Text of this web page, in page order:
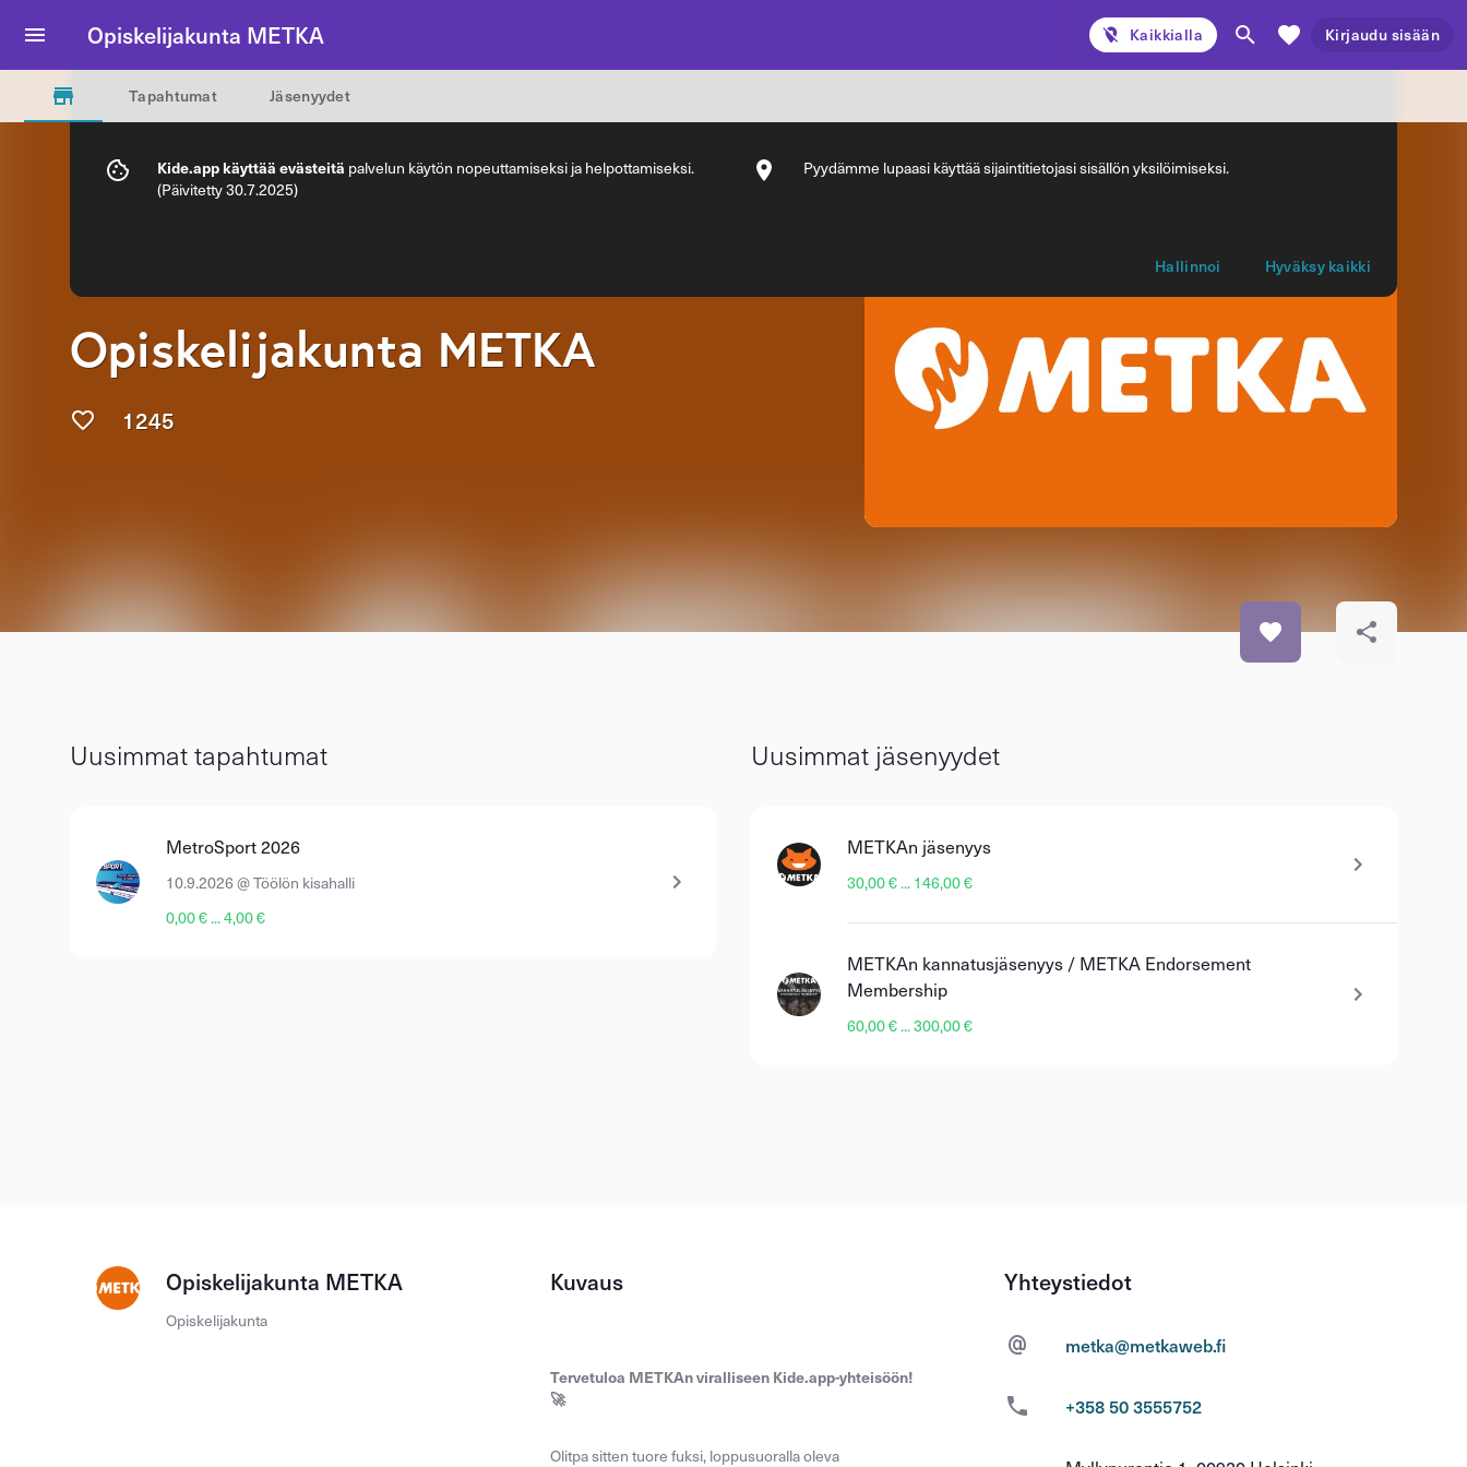
Opiskelijakunta METKA Kaikkialla Kirjaudu sisään
Tapahtumat Jäsenyydet
Opiskelijakunta METKA
1245
Uusimmat tapahtumat
MetroSport 2026
10.9.2026 @ Töölön kisahalli
0,00 € ... 4,00 €
Uusimmat jäsenyydet
METKAn jäsenyys
30,00 € ... 146,00 €
METKAn kannatusjäsenyys / METKA Endorsement
Membership
60,00 € ... 300,00 €
Opiskelijakunta METKA
Opiskelijakunta
Kuvaus
Tervetuloa METKAn viralliseen Kide.app-yhteisöön!
🚀
Olitpa sitten tuore fuksi, loppusuoralla oleva
Yhteystiedot
metka@metkaweb.fi
+358 50 3555752
Kide.app käyttää evästeitä palvelun käytön nopeuttamiseksi ja helpottamiseksi.
(Päivitetty 30.7.2025)
Pyydämme lupaasi käyttää sijaintitietojasi sisällön yksilöimiseksi.
Hallinnoi Hyväksy kaikki